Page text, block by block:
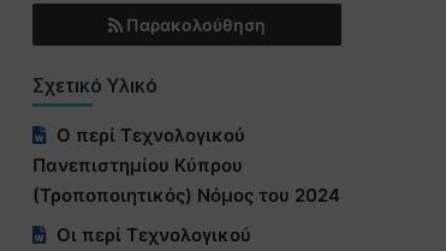
Παρακολούθηση
Σχετικό Υλικό
Ο περί Τεχνολογικού
Πανεπιστημίου Κύπρου
(Τροποποιητικός) Νόμος του 2024
Οι περί Τεχνολογικού